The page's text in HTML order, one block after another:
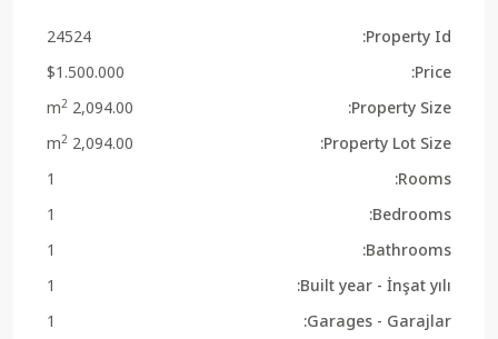
Property Id:
24524
Price:
$1.500.000
Property Size:
2,094.00 m
2
Property Lot Size:
2,094.00 m
2
Rooms:
1
Bedrooms:
1
Bathrooms:
1
Built year - İnşat yılı:
1
Garages - Garajlar:
1